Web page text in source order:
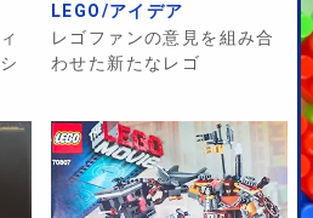
LEGO/アイデア
レゴファンの意見を組み合
わせた新たなレゴ